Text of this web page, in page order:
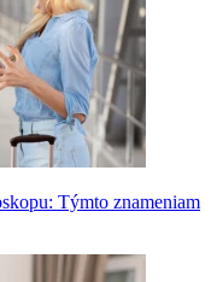
Týmto znameniam